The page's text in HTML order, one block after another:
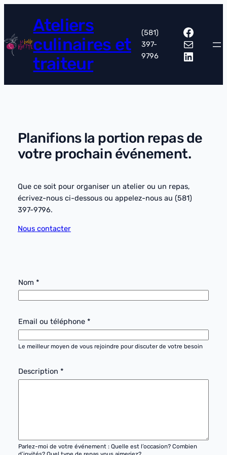
contenu Ateliers
culinaires et
traiteur
(581)
397-
9796
Courriel
Planifions la portion repas de
votre prochain événement.
Que ce soit pour organiser un atelier ou un repas,
écrivez-nous ci-dessous ou appelez-nous au (581)
397-9796.
Nous contacter
e
s
r
i
p
i
o
é
p
Nom *
Email ou téléphone *
Le meilleur moyen de vous rejoindre pour discuter de votre besoin
Description *
Parlez-moi de votre événement : Quelle est l’occasion? Combien